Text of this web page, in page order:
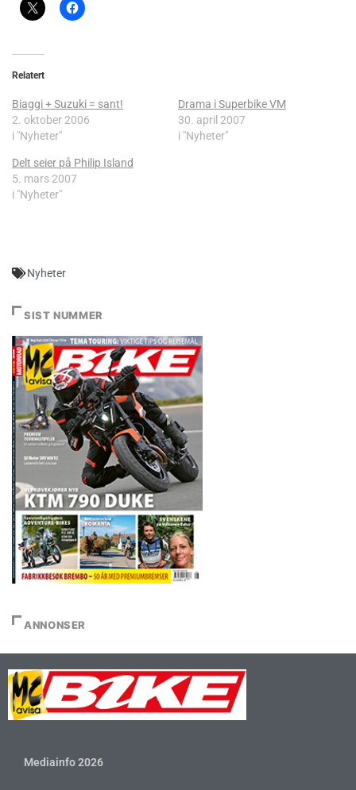
Relatert
Biaggi + Suzuki = sant!
2. oktober 2006
i "Nyheter"
Drama i Superbike VM
30. april 2007
i "Nyheter"
Delt seier på Philip Island
5. mars 2007
i "Nyheter"
Nyheter
SIST NUMMER
ANNONSER
Mediainfo 2026